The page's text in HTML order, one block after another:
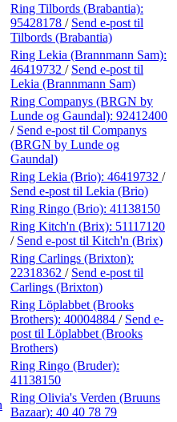
Ring Tilbords (Brabantia):
95428178 / Send e-post til
Tilbords (Brabantia)
Ring Lekia (Brannmann Sam):
46419732 / Send e-post til
Lekia (Brannmann Sam)
Ring Companys (BRGN by
Lunde og Gaundal): 92412400
/ Send e-post til Companys
(BRGN by Lunde og
Gaundal)
Ring Lekia (Brio): 46419732 /
Send e-post til Lekia (Brio)
Ring Ringo (Brio): 41138150
Ring Kitch'n (Brix): 51117120
/ Send e-post til Kitch'n (Brix)
Ring Carlings (Brixton):
22318362 / Send e-post til
Carlings (Brixton)
Ring Löplabbet (Brooks
Brothers): 40004884 / Send e-
post til Löplabbet (Brooks
Brothers)
Ring Ringo (Bruder):
41138150
Ring Olivia's Verden (Bruuns
Bazaar): 40 40 78 79